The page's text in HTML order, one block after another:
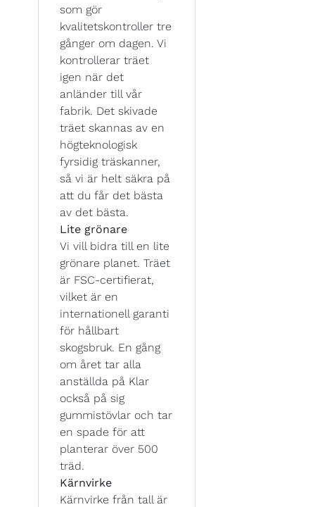
som gör
kvalitetskontroller tre
gånger om dagen. Vi
kontrollerar träet
igen när det
anländer till vår
fabrik. Det skivade
träet skannas av en
högteknologisk
fyrsidig träskanner,
så vi är helt säkra på
att du får det bästa
av det bästa.
Lite grönare
Vi vill bidra till en lite
grönare planet. Träet
är FSC-certifierat,
vilket är en
internationell garanti
för hållbart
skogsbruk. En gång
om året tar alla
anställda på Klar
också på sig
gummistövlar och tar
en spade för att
planterar över 500
träd.
Kärnvirke
Kärnvirke från tall är